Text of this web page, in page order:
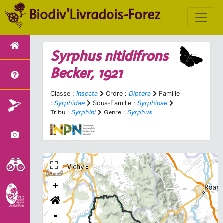
Biodiv'Livradois-Forez
Syrphus nitidifrons
Becker, 1921
Classe : Insecta Ordre : Diptera
Famille
: Syrphidae Sous-Famille : Syrphinae
Tribu : Syrphini Genre : Syrphus
+
-